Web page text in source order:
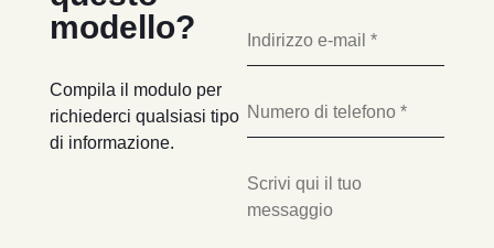
modello?
Compila il modulo per
richiederci qualsiasi tipo
di informazione.